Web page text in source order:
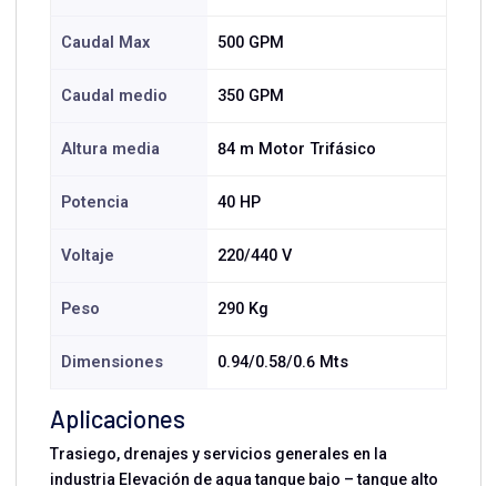
Caudal Max 500 GPM
Caudal medio 350 GPM
Altura media 84 m Motor Trifásico
Potencia 40 HP
Voltaje 220/440 V
Peso 290 Kg
Dimensiones 0.94/0.58/0.6 Mts
Aplicaciones
Trasiego, drenajes y servicios generales en la
industria Elevación de agua tanque bajo – tanque alto